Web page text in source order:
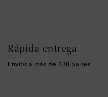
Rápida entrega
Envíos a más de 130 países